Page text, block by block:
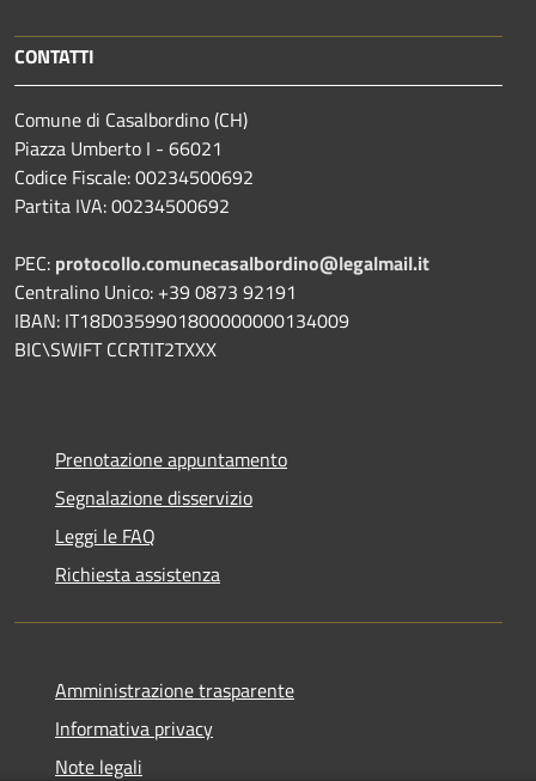
CONTATTI
Comune di Casalbordino (CH)
Piazza Umberto I - 66021
Codice Fiscale: 00234500692
Partita IVA: 00234500692
PEC: protocollo.comunecasalbordino@legalmail.it
Centralino Unico: +39 0873 92191
IBAN: IT18D0359901800000000134009
BIC\SWIFT CCRTIT2TXXX
Prenotazione appuntamento
Segnalazione disservizio
Leggi le FAQ
Richiesta assistenza
Amministrazione trasparente
Informativa privacy
Note legali